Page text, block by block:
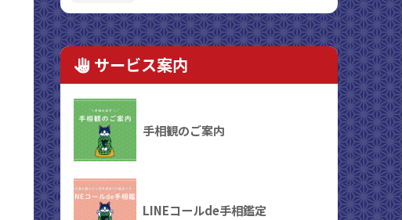
サービス案内
手相観のご案内
LINEコールde手相鑑定